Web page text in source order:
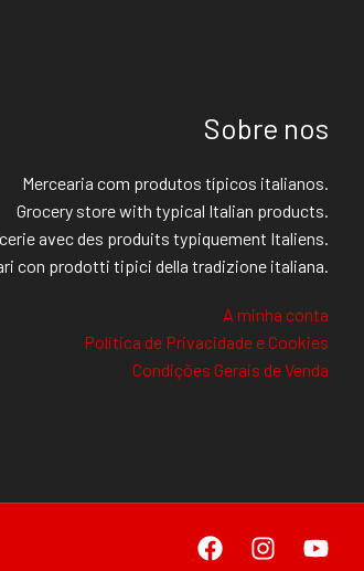
Sobre nos
Mercearia com produtos típicos italianos.
Grocery store with typical Italian products.
avec des produits typiquement Italiens.
con prodotti tipici della tradizione italiana.
A minha conta
Politica de Privacidade e Cookies
Condições Gerais de Venda